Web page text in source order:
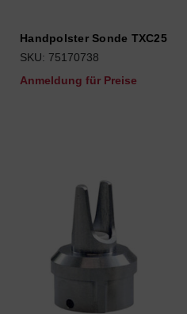
Handpolster Sonde TXC25
SKU: 75170738
Anmeldung für Preise